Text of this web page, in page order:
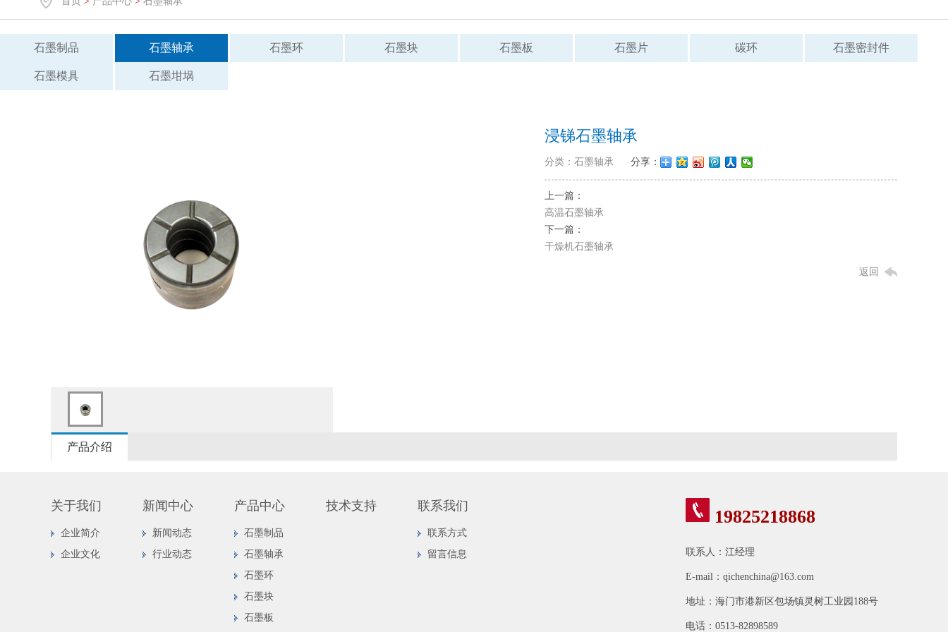
石墨制品 石墨轴承 石墨环 石墨块 石墨板 石墨片 碳环 石墨密封件
石墨模具 石墨坩埚
浸锑石墨轴承
分类：石墨轴承 分享：
上一篇：
高温石墨轴承
下一篇：
干燥机石墨轴承
返回
产品介绍
关于我们
企业简介
企业文化
新闻中心
新闻动态
行业动态
产品中心
石墨制品
石墨轴承
石墨环
石墨块
石墨板
技术支持 联系我们
联系方式
留言信息
19825218868
联系人：江经理
E-mail：qichenchina@163.com
地址：海门市港新区包场镇灵树工业园188号
电话：0513-82898589